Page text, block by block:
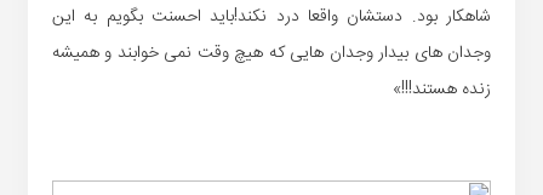
شاهکار بود. دستشان واقعا درد نکند!باید احسنت بگویم به این
وجدان های بیدار وجدان هایی که هیچ وقت نمی خوابند و همیشه
زنده هستند!!!»